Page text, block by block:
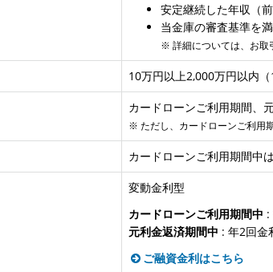
安定継続した年収（
当金庫の審査基準を
※ 詳細については、お取
10万円以上2,000万円以内（
カードローンご利用期間、
※ ただし、カードローンご利用
カードローンご利用期間中
変動金利型
カードローンご利用期間中 :
元利金返済期間中 : 年2回金
ご融資金利はこちら